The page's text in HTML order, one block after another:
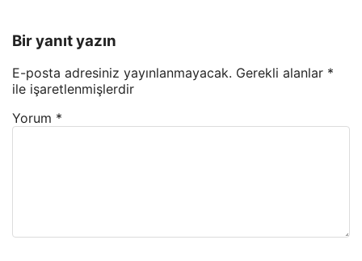
Bir yanıt yazın
E-posta adresiniz yayınlanmayacak. Gerekli alanlar *
ile işaretlenmişlerdir
Yorum *